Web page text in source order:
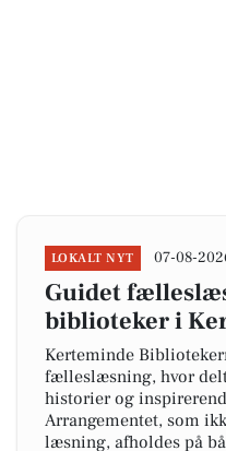
LOKALT NYT 07-08-
Guidet
biblioteker i
Kerteminde
fælleslæsning, hvor
historier og
Arrangementet, som
læsning, afholdes på